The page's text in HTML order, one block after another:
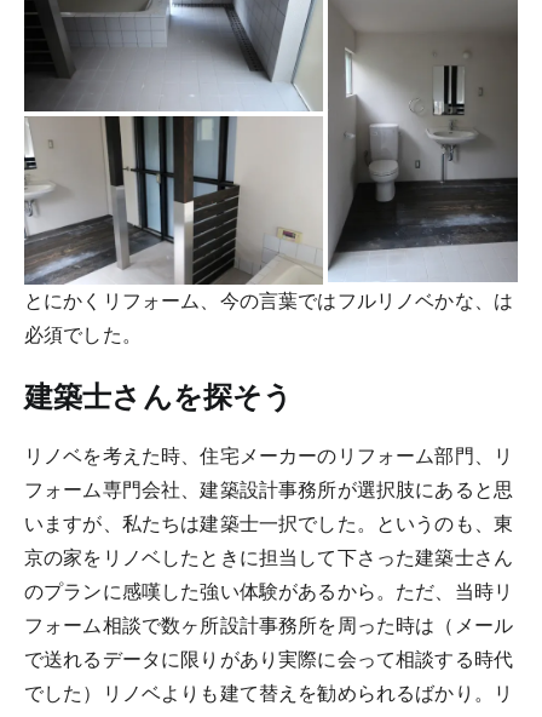
とにかくリフォーム、今の言葉ではフルリノベかな、は
必須でした。
建築士さんを探そう
リノベを考えた時、住宅メーカーのリフォーム部門、リ
フォーム専門会社、建築設計事務所が選択肢にあると思
いますが、私たちは建築士一択でした。というのも、東
京の家をリノベしたときに担当して下さった建築士さん
のプランに感嘆した強い体験があるから。ただ、当時リ
フォーム相談で数ヶ所設計事務所を周った時は（メール
で送れるデータに限りがあり実際に会って相談する時代
でした）リノベよりも建て替えを勧められるばかり。リ